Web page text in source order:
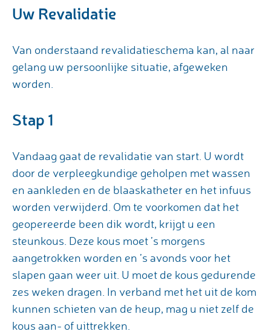
Uw Revalidatie
Van onderstaand revalidatieschema kan, al naar
gelang uw persoonlijke situatie, afgeweken
worden.
Stap 1
Vandaag gaat de revalidatie van start. U wordt
door de verpleegkundige geholpen met wassen
en aankleden en de blaaskatheter en het infuus
worden verwijderd. Om te voorkomen dat het
geopereerde been dik wordt, krijgt u een
steunkous. Deze kous moet ’s morgens
aangetrokken worden en ’s avonds voor het
slapen gaan weer uit. U moet de kous gedurende
zes weken dragen. In verband met het uit de kom
kunnen schieten van de heup, mag u niet zelf de
kous aan- of uittrekken.